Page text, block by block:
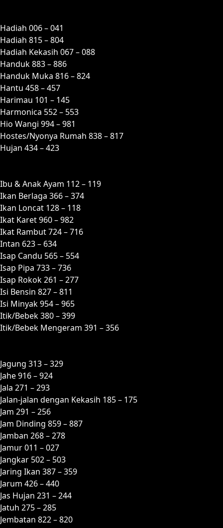
Hadiah 006 – 041
Hadiah 815 – 804
Hadiah Kekasih 067 – 088
Handuk 883 – 886
Handuk Muka 816 – 824
Hantu 458 – 457
Harimau 101 – 145
Harmonica 552 – 553
Hio Wangi 994 – 981
Hostes/Nyonya Rumah 838 – 817
Hujan 434 – 423
Ibu & Anak Ayam 112 – 119
Ikan Berlaga 366 – 374
Ikan Loncat 128 – 118
Ikat Karet 960 – 982
Ikat Rambut 724 – 716
Intan 623 – 634
Isap Candu 565 – 554
Isap Pipa 733 – 736
Isap Rokok 261 – 277
Isi Bensin 827 – 811
Isi Minyak 954 – 965
Itik/Bebek 380 – 399
Itik/Bebek Mengeram 391 – 356
Jagung 313 – 329
Jahe 916 – 924
Jala 271 – 293
Jalan-jalan dengan Kekasih 185 – 175
Jam 291 – 256
Jam Dinding 859 – 887
Jamban 268 – 278
Jamur 011 – 027
Jangkar 502 – 503
Jaring Ikan 387 – 359
Jarum 426 – 440
Jas Hujan 231 – 244
Jatuh 275 – 285
Jembatan 822 – 820